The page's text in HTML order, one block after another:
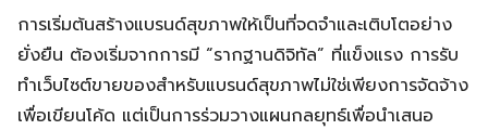
การเริ่มต้นสร้างแบรนด์สุขภาพให้เป็นที่จดจำและเติบโตอย่าง
ยั่งยืน ต้องเริ่มจากการมี “รากฐานดิจิทัล” ที่แข็งแรง การรับ
ทำเว็บไซต์ขายของสำหรับแบรนด์สุขภาพไม่ใช่เพียงการจัดจ้าง
เพื่อเขียนโค้ด แต่เป็นการร่วมวางแผนกลยุทธ์เพื่อนำเสนอ